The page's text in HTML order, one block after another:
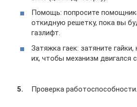
Помощь: попросите
откидную решетку, пока вы
газлифт.
Затяжка гаек: затяните гайки,
их, чтобы механизм двигался
Проверка работоспособности.